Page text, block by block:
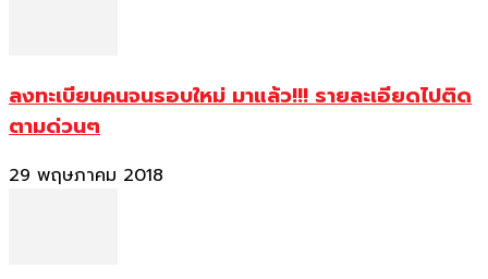
ลงทะเบียนคนจนรอบใหม่ มาแล้ว!!! รายละเอียดไปติด
ตามด่วนๆ
29 พฤษภาคม 2018